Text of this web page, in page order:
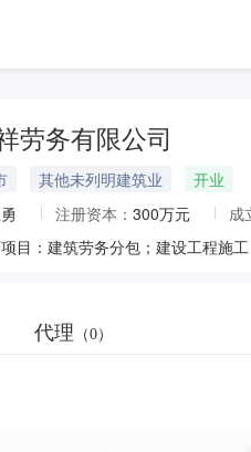
劳务有限公司
其他未列明建筑业
开业
注册资本： 300万元 成
代理 （0）